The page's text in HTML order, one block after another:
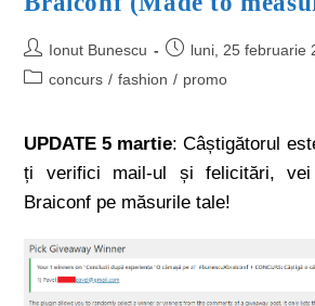
Ionut Bunescu
luni, 25 februarie
concurs / fashion / promo
UPDATE 5 martie: Câștigătorul
ți verifici mail-ul și felicitări,
Braiconf pe măsurile tale!